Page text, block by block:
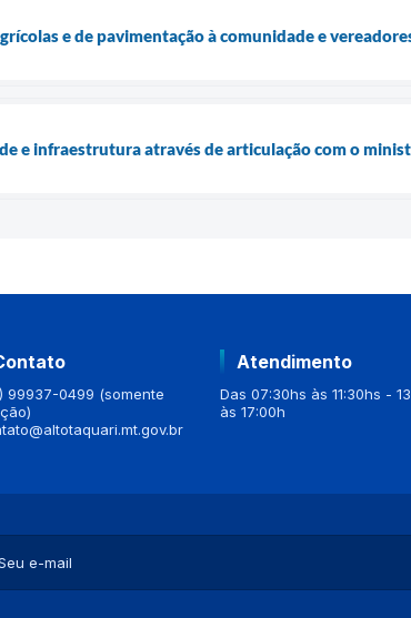
e de pavimentação à comunidade e
e infraestrutura através de articulação com o
99937-0499 (somente
Atendimento
Das 07:30hs às 11:30hs -
às 17:00h